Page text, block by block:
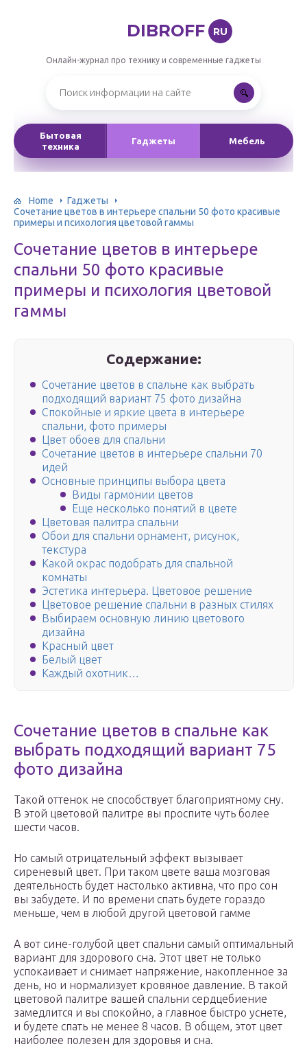
DIBROFF RU
Онлайн-журнал про технику и современные гаджеты
Бытовая
техника
Гаджеты Мебель
Home
Гаджеты
Сочетание цветов в интерьере спальни 50 фото красивые
примеры и психология цветовой гаммы
Сочетание цветов в интерьере
спальни 50 фото красивые
примеры и психология цветовой
гаммы
Содержание:
Сочетание цветов в спальне как выбрать
подходящий вариант 75 фото дизайна
Спокойные и яркие цвета в интерьере
спальни, фото примеры
Цвет обоев для спальни
Сочетание цветов в интерьере спальни 70
идей
Основные принципы выбора цвета
Виды гармонии цветов
Еще несколько понятий в цвете
Цветовая палитра спальни
Обои для спальни орнамент, рисунок,
текстура
Какой окрас подобрать для спальной
комнаты
Эстетика интерьера. Цветовое решение
Цветовое решение спальни в разных стилях
Выбираем основную линию цветового
дизайна
Красный цвет
Белый цвет
Каждый охотник…
Сочетание цветов в спальне как
выбрать подходящий вариант 75
фото дизайна
Такой оттенок не способствует благоприятному сну.
В этой цветовой палитре вы проспите чуть более
шести часов.
Но самый отрицательный эффект вызывает
сиреневый цвет. При таком цвете ваша мозговая
деятельность будет настолько активна, что про сон
вы забудете. И по времени спать будете гораздо
меньше, чем в любой другой цветовой гамме
А вот сине-голубой цвет спальни самый оптимальный
вариант для здорового сна. Этот цвет не только
успокаивает и снимает напряжение, накопленное за
день, но и нормализует кровяное давление. В такой
цветовой палитре вашей спальни сердцебиение
замедлится и вы спокойно, а главное быстро уснете,
и будете спать не менее 8 часов. В общем, этот цвет
наиболее полезен для здоровья и сна.